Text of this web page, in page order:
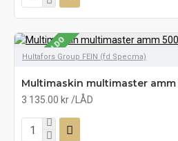
SE LAGERSALDO
Hultafors Group FEIN (fd Specma)
Multimaskin multimaster amm
3 135.00 kr /LÅD